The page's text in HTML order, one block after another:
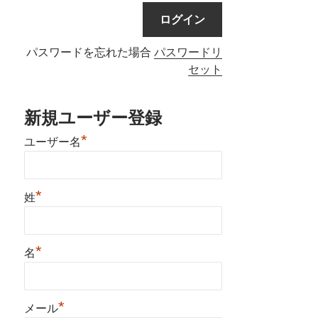
パスワードを忘れた場合パスワードリ
セット
新規ユーザー登録
ユーザー名*
姓*
名*
メール*